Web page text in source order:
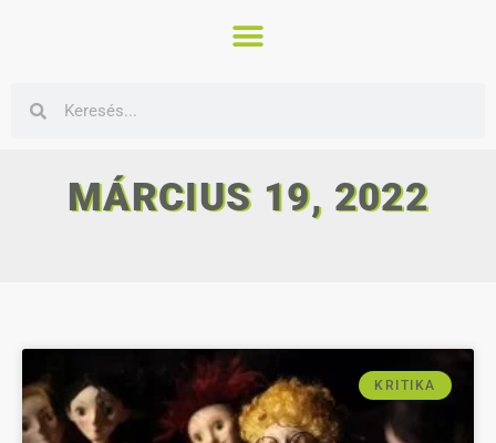
MÁRCIUS 19, 2022
KRITIKA